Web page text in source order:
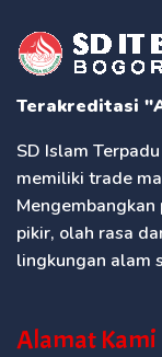
Terakreditasi
SD Islam
memiliki trade
pikir, olah rasa
lingkungan alam
Alamat Kami